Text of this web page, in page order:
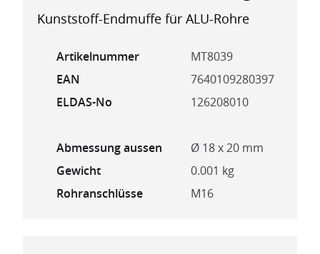
Kunststoff-Endmuffe für ALU-Rohre
Artikelnummer
MT8039
EAN
7640109280397
ELDAS-No
126208010
Abmessung aussen
Ø 18 x 20 mm
Gewicht
0.001 kg
Rohranschlüsse
M16